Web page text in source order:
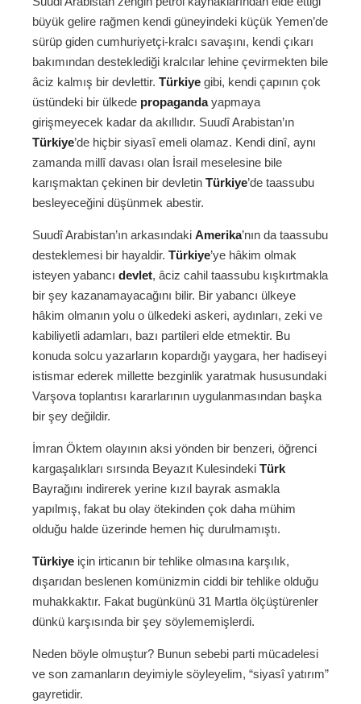
büyük gelire rağmen kendi güneyindeki küçük Yemen’de
sürüp giden cumhuriyetçi-kralcı savaşını, kendi çıkarı
bakımından desteklediği kralcılar lehine çevirmekten bile
âciz kalmış bir devlettir. Türkiye gibi, kendi çapının çok
üstündeki bir ülkede propagandayapmaya
girişmeyecek kadar da akıllıdır. Suudî Arabistan’ın
Türkiye’de hiçbir siyasî emeli olamaz. Kendi dinî, aynı
zamanda millî davası olan İsrail meselesine bile
karışmaktan çekinen bir devletin Türkiye’de taassubu
besleyeceğini düşünmek abestir.
Suudî Arabistan’ın arkasındaki Amerika’nın da taassubu
desteklemesi bir hayaldir. Türkiye’ye hâkim olmak
isteyen yabancı devlet, âciz cahil taassubu kışkırtmakla
bir şey kazanamayacağını bilir. Bir yabancı ülkeye
hâkim olmanın yolu o ülkedeki askeri, aydınları, zeki ve
kabiliyetli adamları, bazı partileri elde etmektir. Bu
konuda solcu yazarların kopardığı yaygara, her hadiseyi
istismar ederek millette bezginlik yaratmak hususundaki
Varşova toplantısı kararlarının uygulanmasından başka
bir şey değildir.
İmran Öktem olayının aksi yönden bir benzeri, öğrenci
kargaşalıkları sırsında Beyazıt Kulesindeki Türk
Bayrağını indirerek yerine kızıl bayrak asmakla
yapılmış, fakat bu olay ötekinden çok daha mühim
olduğu halde üzerinde hemen hiç durulmamıştı.
Türkiye için irticanın bir tehlike olmasına karşılık,
dışarıdan beslenen komünizmin ciddi bir tehlike olduğu
muhakkaktır. Fakat bugünkünü 31 Martla ölçüştürenler
dünkü karşısında bir şey söylememişlerdi.
Neden böyle olmuştur? Bunun sebebi parti mücadelesi
ve son zamanların deyimiyle söyleyelim, “siyasî yatırım”
gayretidir.